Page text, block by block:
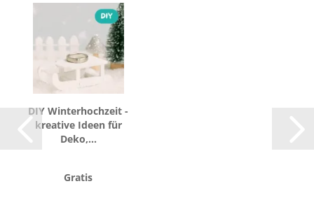
DIY Win­ter­hoch­zeit -
krea­ti­ve Ideen für
Deko,...
Gratis